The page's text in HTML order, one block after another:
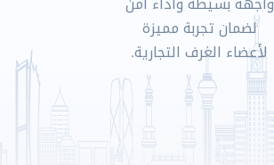
لضمان تجربة مميزة
لأعضاء الغرف التجارية.